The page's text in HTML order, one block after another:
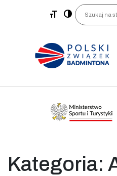
Main Search
Kategoria: